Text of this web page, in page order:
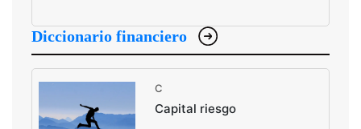
Diccionario financiero
C
Capital riesgo